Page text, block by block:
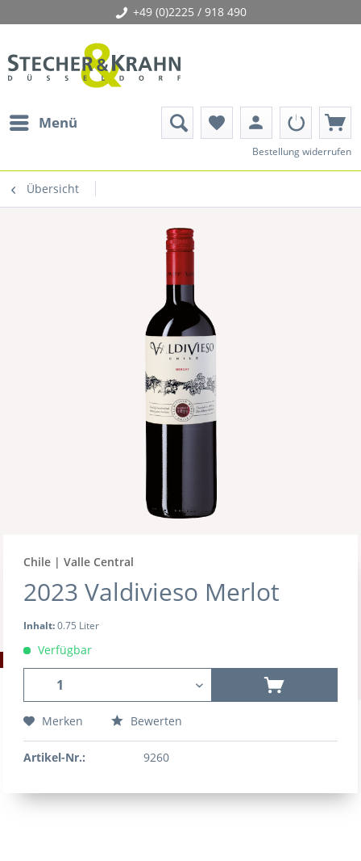
+49 (0)2225 / 918 490
Menü favorite person
Bestellung widerrufen
Übersicht
Chile | Valle Central
2023 Valdivieso Merlot
Inhalt:0.75 Liter
Verfügbar
Merken Bewerten
Artikel-Nr.: 9260